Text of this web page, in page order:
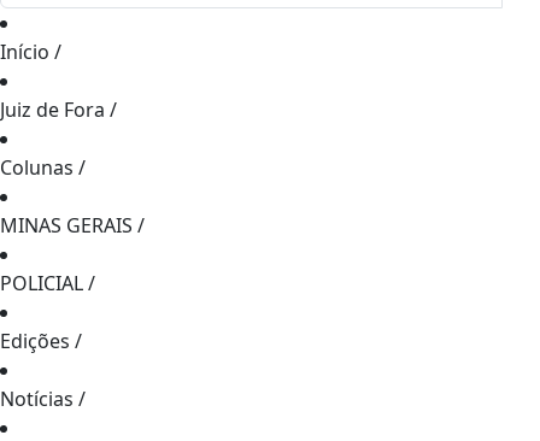
Início /
Juiz de Fora /
Colunas /
MINAS GERAIS /
POLICIAL/
Edições /
Notícias /